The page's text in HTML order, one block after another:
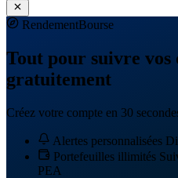
RendementBourse
Tout pour suivre
gratuitement
Créez votre compte en 30
Alertes personnalisées
Portefeuilles illimités
PEA